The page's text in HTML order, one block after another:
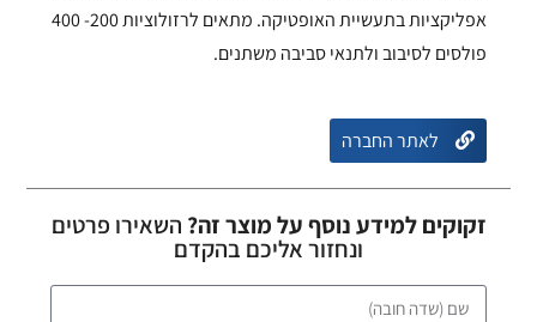
אפליקציות בתעשיית האופטיקה. מתאים לרזולוציות 200- 400
פולסים לסיבוב ולתנאי סביבה משתנים.
לאתר החברה
זקוקים למידע נוסף על מוצר זה? השאירו פרטים
ונחזור אליכם בהקדם